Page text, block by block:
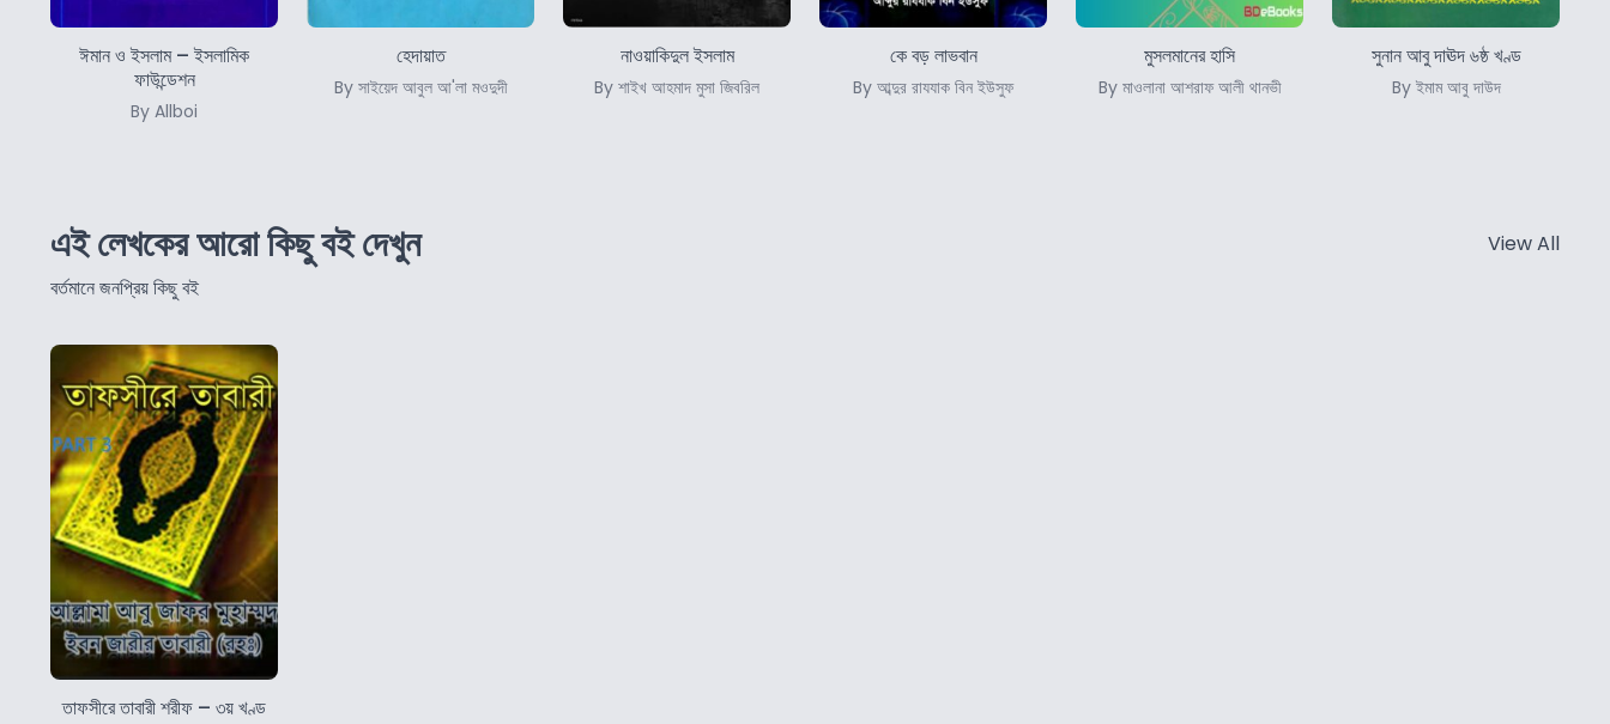
ঈমান ও ইসলাম – ইসলামিক
ফাউন্ডেশন
By Allboi
হেদায়াত
By সাইয়েদ আবুল আ'লা মওদুদী
নাওয়াকিদুল ইসলাম
By শাইখ আহমাদ মুসা জিবরিল
কে বড় লাভবান
By আব্দুর রাযযাক বিন ইউসুফ
মুসলমানের হাসি
By মাওলানা আশরাফ আলী থানভী
সুনান আবু দাঊদ ৬ষ্ঠ খণ্ড
By ইমাম আবু দাউদ
এই লেখকের আরো কিছু বই দেখুন
বর্তমানে জনপ্রিয় কিছু বই
View All
তাফসীরে তাবারী শরীফ – ৩য় খণ্ড